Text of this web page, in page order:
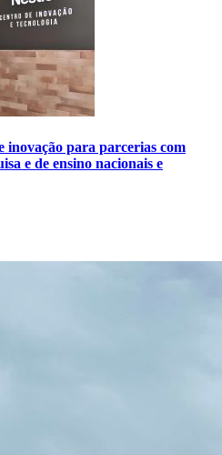
inovação para parcerias com
e de ensino nacionais e